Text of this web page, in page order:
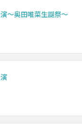
～奥田唯菜生誕祭～